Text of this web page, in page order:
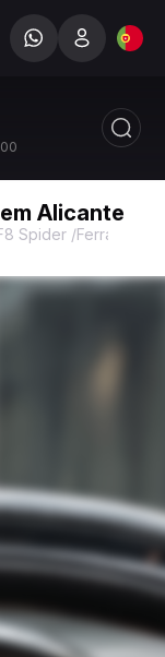
Alicante
Spider /Ferrari F8